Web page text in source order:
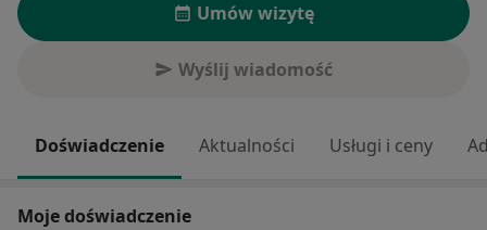
Umów wizytę
Wyślij wiadomość
Doświadczenie Aktualności Usługi i ceny
Moje doświadczenie